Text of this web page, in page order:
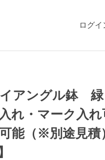
ログイ
イアングル鉢
・マーク入れ
能（※別途見